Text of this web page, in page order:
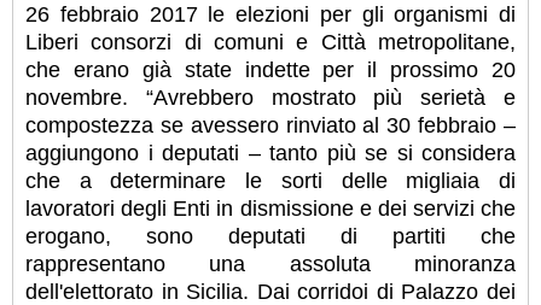
26 febbraio 2017 le elezioni per gli organismi di
Liberi consorzi di comuni e Città metropolitane,
che erano già state indette per il prossimo 20
novembre. “Avrebbero mostrato più serietà e
compostezza se avessero rinviato al 30 febbraio –
aggiungono i deputati – tanto più se si considera
che a determinare le sorti delle migliaia di
lavoratori degli Enti in dismissione e dei servizi che
erogano, sono deputati di partiti che
rappresentano una assoluta minoranza
dell'elettorato in Sicilia. Dai corridoi di Palazzo dei